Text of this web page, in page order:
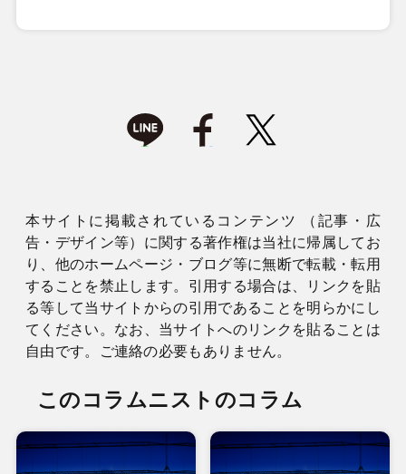
本サイトに掲載されているコンテンツ （記事・広
告・デザイン等）に関する著作権は当社に帰属してお
り、他のホームページ・ブログ等に無断で転載・転用
することを禁止します。引用する場合は、リンクを貼
る等して当サイトからの引用であることを明らかにし
てください。なお、当サイトへのリンクを貼ることは
自由です。ご連絡の必要もありません。
このコラムニストのコラム